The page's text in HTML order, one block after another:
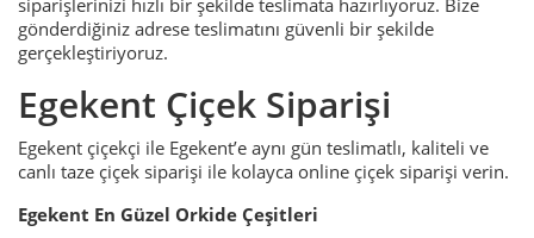
gönderdiğiniz adrese teslimatını güvenli bir şekilde
gerçekleştiriyoruz.
Egekent Çiçek Siparişi
Egekent çiçekçi ile Egekent’e aynı gün teslimatlı, kaliteli ve
canlı taze çiçek siparişi ile kolayca online çiçek siparişi verin.
Egekent En Güzel Orkide Çeşitleri